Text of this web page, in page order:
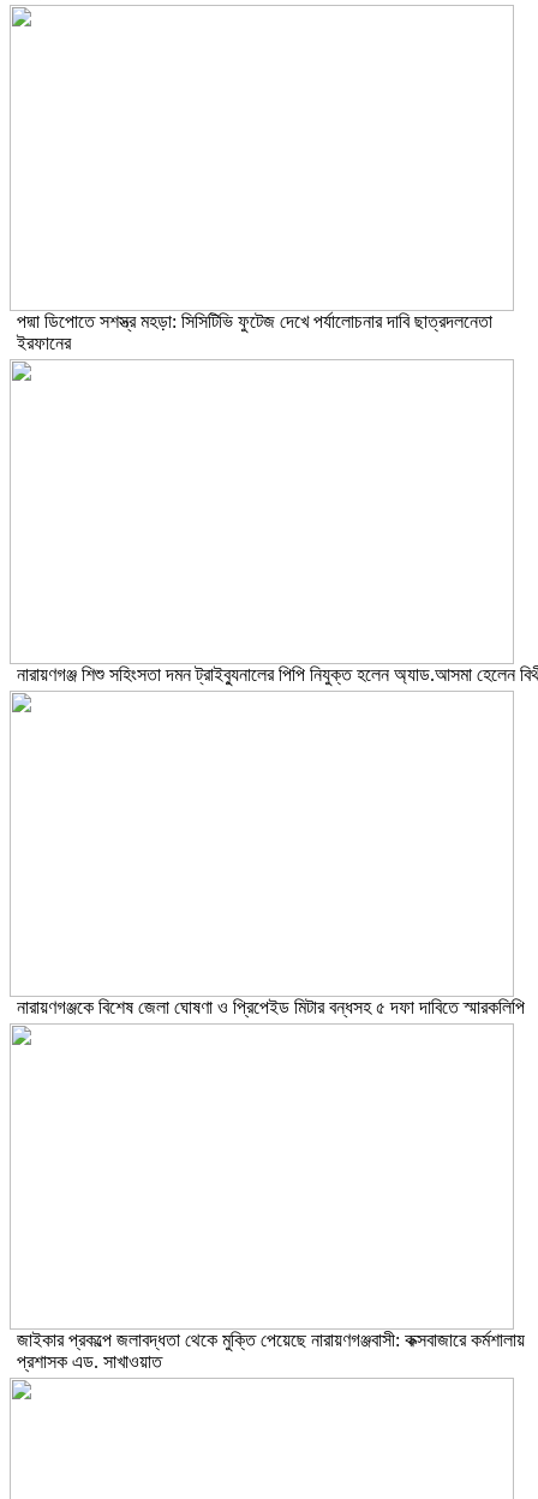
পদ্মা ডিপোতে সশস্ত্র মহড়া: সিসিটিভি ফুটেজ দেখে পর্যালোচনার দাবি ছাত্রদলনেতা
ইরফানের
নারায়ণগঞ্জ শিশু সহিংসতা দমন ট্রাইব্যুনালের পিপি নিযুক্ত হলেন অ্যাড.আসমা হেলেন
নারায়ণগঞ্জকে বিশেষ জেলা ঘোষণা ও প্রিপেইড মিটার বন্ধসহ ৫ দফা দাবিতে স্মারকলিপি
জাইকার প্রকল্পে জলাবদ্ধতা থেকে মুক্তি পেয়েছে নারায়ণগঞ্জবাসী: কক্সবাজারে কর্মশালায়
প্রশাসক এড. সাখাওয়াত